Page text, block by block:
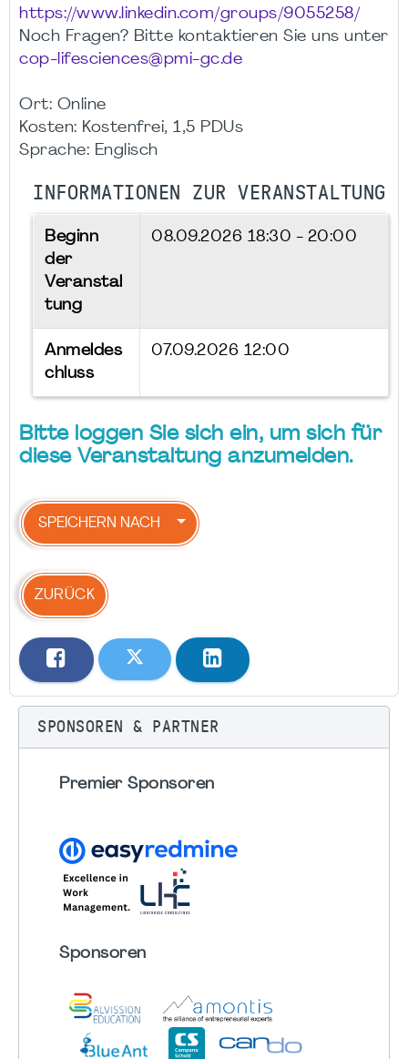
https://www.linkedin.com/groups/9055258/
Noch Fragen? Bitte kontaktieren Sie uns unter
cop-lifesciences@pmi-gc.de
Ort: Online
Kosten: Kostenfrei, 1,5 PDUs
Sprache: Englisch
INFORMATIONEN ZUR VERANSTALTUNG
Beginn
der
Veranstal
tung
08.09.2026 18:30 - 20:00
Anmeldes
chluss
07.09.2026 12:00
Bitte loggen Sie sich ein, um sich für
diese Veranstaltung anzumelden.
SPEICHERN NACH
ZURÜCK
SPONSOREN & PARTNER
Premier Sponsoren
Sponsoren